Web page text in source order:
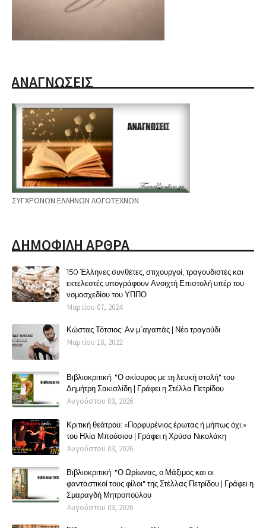
ΑΝΑΓΝΩΣΕΙΣ
ΣΥΓΧΡΟΝΩΝ ΕΛΛΗΝΩΝ ΛΟΓΟΤΕΧΝΩΝ
ΔΗΜΟΦΙΛΗ ΑΡΘΡΑ
150 Έλληνες συνθέτες, στιχουργοί, τραγουδιστές και
εκτελεστές υπογράφουν Ανοιχτή Επιστολή υπέρ του
νομοσχεδίου του ΥΠΠΟ
Μαρτίου 07, 2024
Κώστας Τότσιος: Αν μ΄αγαπάς | Νέο τραγούδι
Μαρτίου 18, 2022
Βιβλιοκριτική: "Ο σκίουρος με τη λευκή στολή" του
Δημήτρη Σακισλίδη | Γράφει η Στέλλα Πετρίδου
Αυγούστου 03, 2026
Κριτική θεάτρου: «Πορφυρένιος έρωτας ή μήπως όχι;»
του Ηλία Μπούσιου | Γράφει η Χρύσα Νικολάκη
Αυγούστου 03, 2026
Βιβλιοκριτική: "Ο Ωρίωνας, ο Μάξιμος και οι
φανταστικοί τους φίλοι" της Στέλλας Πετρίδου | Γράφει η
Σμαραγδή Μητροπούλου
Αυγούστου 03, 2026